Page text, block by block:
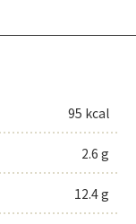
95 kcal
2.6 g
12.4 g